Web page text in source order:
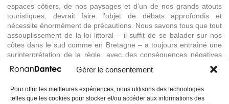
Gérer le consentement
Pour offrir les meilleures expériences, nous utilisons des technologies
telles que les cookies pour stocker et/ou accéder aux informations des
espaces côtiers, de nos paysages et d’un de nos grands atouts
touristiques, devrait faire l’objet de débats approfondis et
nécessite énormément de précautions. Nous savons tous que tout
assouplissement de la loi littoral – il suffit de se balader sur nos
côtes dans le sud comme en Bretagne – a toujours entraîné une
surinterprétation de la règle, avec des conséquences négatives
que nous mesurons sur nos paysages.
d’une réelle étude d’impact – cela a été dit avant moi – amène à
fragiliser certains grands principes de la loi littoral, notamment sur